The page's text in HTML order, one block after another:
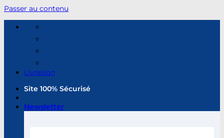
Passer au contenu
Livraison
Site 100% Sécurisé
Newsletter